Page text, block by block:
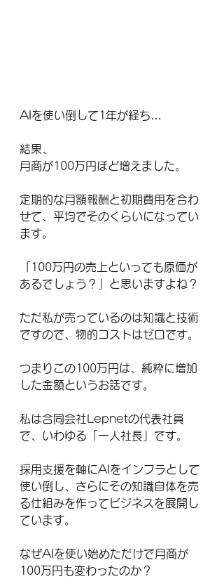
AIを使い倒して1年が経ち…
結果、
月商が100万円ほど増えました。
定期的な月額報酬と初期費用を合わ
せて、平均でそのくらいになってい
ます。
「100万円の売上といっても原価が
あるでしょう？」と思いますよね？
ただ私が売っているのは知識と技術
ですので、物的コストはゼロです。
つまりこの100万円は、純粋に増加
した金額というお話です。
私は合同会社Lepnetの代表社員
で、いわゆる「一人社長」です。
採用支援を軸にAIをインフラとして
使い倒し、さらにその知識自体を売
る仕組みを作ってビジネスを展開し
ています。
なぜAIを使い始めただけで月商が
100万円も変わったのか？